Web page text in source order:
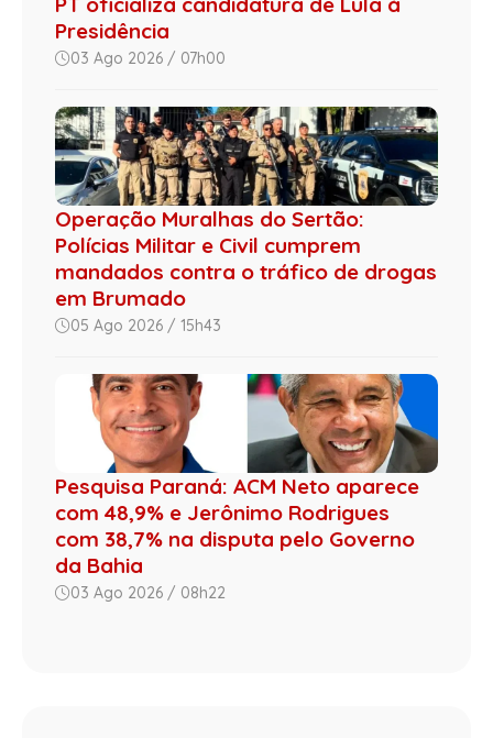
Presidência
03 Ago 2026 / 07h00
Operação Muralhas do Sertão:
Polícias Militar e Civil cumprem
mandados contra o tráfico de drogas
em Brumado
05 Ago 2026 / 15h43
Pesquisa Paraná: ACM Neto aparece
com 48,9% e Jerônimo Rodrigues
com 38,7% na disputa pelo Governo
da Bahia
03 Ago 2026 / 08h22